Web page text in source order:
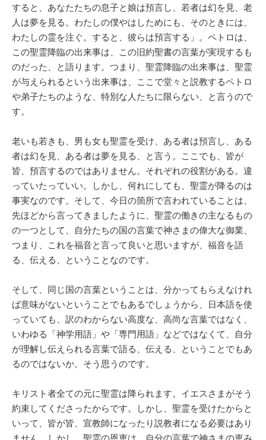
すると、あなたたちの息子と娘は預言し、若者は幻を見、老
人は夢を見る。わたしの僕やはしためにも、そのときには、
わたしの霊を注ぐ。すると、彼らは預言する」。ペトロは、
この聖霊降臨の出来事は、この旧約聖書の言葉が実現するも
のだった、と語ります。つまり、聖霊降臨の出来事は、聖霊
が与えられるという出来事は、ここで堂々と説教するペトロ
や弟子たちのような、特別な人たちに限らない、と言うので
す。
老いも若きも、男も女も聖霊を受け、ある者は預言し、ある
者は幻を見、ある者は夢を見る、と言う。ここでも、皆が
皆、預言するのではありません。それぞれの役割がある。違
っていたっていい。しかし、何れにしても、聖霊が降るのは
事実なのです。そして、今日の箇所で言われていることは、
先ほどから言ってきましたように、聖霊の働きの主なるもの
の一つとして、自分たちの国の言葉で神さまの偉大な御業、
つまり、これを福音と言って良いと思いますが、福音を語
る、伝える、ということなのです。
そして、同じ国の言葉ということは、分かってもらえなけれ
ば意味がないということでもあるでしょうから、日本語を使
っていても、訳のわからない高度な、高尚な言葉ではなく、
いわゆる「神学用語」や「専門用語」などではなくて、自分
が理解し伝えられる言葉で語る、伝える、ということでもあ
るのではないか。そう思うのです。
キリスト者全ての元に聖霊は降られます。イエスさまがそう
約束してくださったからです。しかし、聖霊を受けたからと
いって、皆が皆、宣教師になったり説教者になる必要はあり
ません。しかし、聖霊の恩恵は、自分の言葉で神さまの恵み